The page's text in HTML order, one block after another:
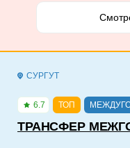
СУРГУТ
6.7 ТОП
ТРАНСФЕР